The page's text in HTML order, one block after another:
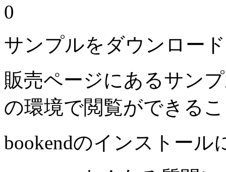
0
サンプルをダウンロー
販売ページにあるサン
の環境で閲覧ができる
bookendのインストール